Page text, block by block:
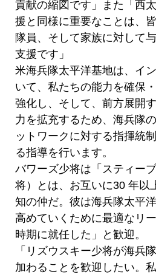
貢献の縮図です」また「西
援と同様に重要なことは、
隊員、そして家族に対して
支援です」
米海兵隊太平洋基地は、イ
いて、私たちの能力を確保
強化し、そして、前方展開
力を拡充するため、海兵隊
ットワークに対する指揮統
る指導を行います。
バワーズ少将は「スティー
将）とは、お互いに30 年以
知の仲だ。彼は海兵隊太平
高めていくために最適なリ
時期に就任した」と歓迎。
「リズウスキー少将が海兵
加わることを歓迎したい。